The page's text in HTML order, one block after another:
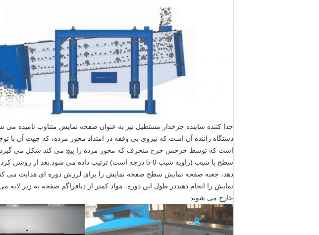
جدا کننده ساینده چرخدار مستطیل نیز به عنوان صفحه نمایش متناوب
دستگاه راننده آن است که نیروی بی وقفه در امتداد محور مرده، که جهت آن با
است که توسط چرخش چرخ منحرف که محور مرده را پیچ می کند شکل می گیرد.
سطح یا شیب (زاویه شیب 0-5 درجه است) ترتیب داده می
دهد، جعبه صفحه نمایش سطح صفحه نمایش را برای لرزش دوره ای هدایت
نمایش را انجام دهنددر طول این دوره، مواد کمتر از دیافراگم صفحه به زیر
خارج می شوند.